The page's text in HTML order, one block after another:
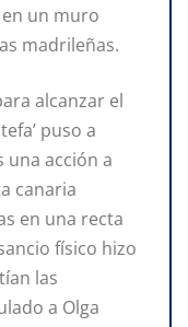
un muro
madrileñas.
alcanzar el
puso a
una acción a
canaria
en una recta
físico hizo
las
a Olga